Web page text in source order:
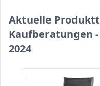
Aktuelle
Kaufberatungen
2024